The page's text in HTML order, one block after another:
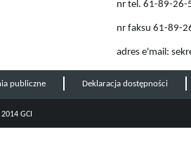
nr tel. 61-89-26-
nr faksu 61-89-
adres e'mail:
publiczne Deklaracja dostępności
GCI